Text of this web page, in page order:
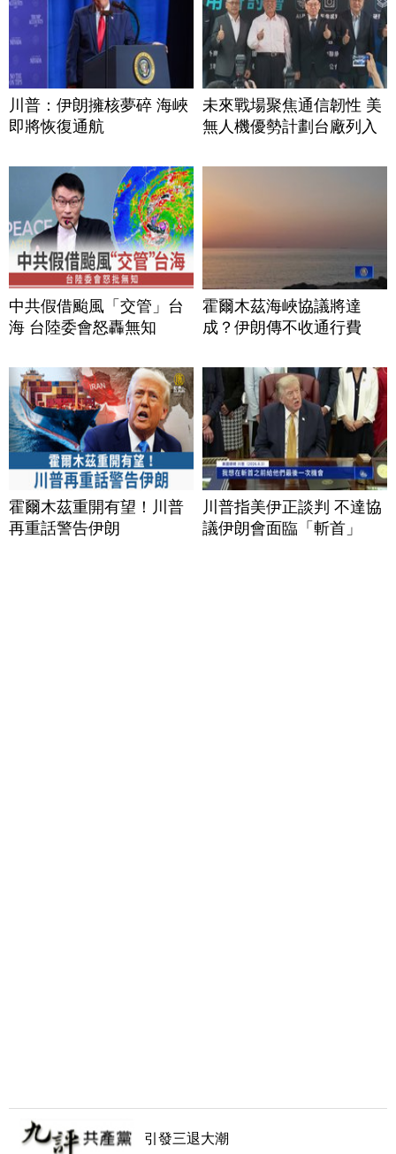
川普：伊朗擁核夢碎 海峽
即將恢復通航
未來戰場聚焦通信韌性 美
無人機優勢計劃台廠列入
中共假借颱風「交管」台
海 台陸委會怒轟無知
霍爾木茲海峽協議將達
成？伊朗傳不收通行費
霍爾木茲重開有望！川普
再重話警告伊朗
川普指美伊正談判 不達協
議伊朗會面臨「斬首」
引發三退大潮